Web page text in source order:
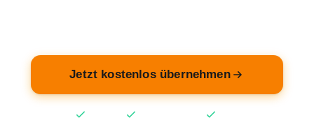
Jetzt kostenlos übernehmen